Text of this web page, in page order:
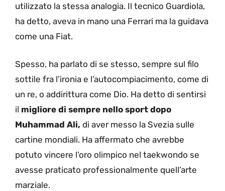
utilizzato la stessa analogia. Il tecnico Guardiola,
ha detto, aveva in mano una Ferrari ma la guidava
come una Fiat.
Spesso, ha parlato di se stesso, sempre sul filo
sottile fra l’ironia e l’autocompiacimento, come di
un re, o addirittura come Dio. Ha detto di sentirsi
il migliore di sempre nello sport dopo
Muhammad Ali, di aver messo la Svezia sulle
cartine mondiali. Ha affermato che avrebbe
potuto vincere l’oro olimpico nel taekwondo se
avesse praticato professionalmente quell’arte
marziale.